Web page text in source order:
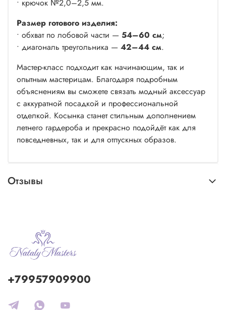
• крючок №2,0–2,5 мм.
Размер готового изделия:
• обхват по лобовой части — 54–60 см;
• диагональ треугольника — 42–44 см.
Мастер-класс подходит как начинающим, так и
опытным мастерицам. Благодаря подробным
объяснениям вы сможете связать модный аксессуар
с аккуратной посадкой и профессиональной
отделкой. Косынка станет стильным дополнением
летнего гардероба и прекрасно подойдёт как для
повседневных, так и для отпускных образов.
Отзывы
+79957909900